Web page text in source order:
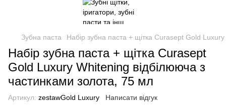
Зубна паста Набір зубна паста + щітка Curasept Gold
Набір зубна паста + щітка Curasept
Gold Luxury Whitening відбілююча з
частинками золота, 75 мл
Артикул: zestawGold Luxury Написати відгук